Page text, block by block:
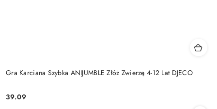
Gra Karciana Szybka ANIJUMBLE Złóż Zwierzę 4-12 Lat DJECO
Cena:
39.09